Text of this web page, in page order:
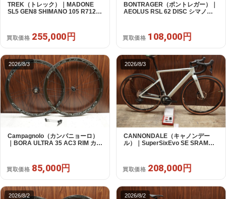
TREK（トレック）｜MADONE
SL5 GEN8 SHIMANO 105 R7120
買取価格 255,000円
BONTRAGER（ボントレガー）｜
AEOLUS RSL 62 DISC シマノフ
買取価格 108,000円
2026/8/3
Campagnolo（カンパニョーロ）
｜BORA ULTRA 35 AC3 RIM カン
買取価格 85,000円
2026/8/3
CANNONDALE（キャノンデー
ル）｜SuperSixEvo SE SRAM
年｜美品｜買取金額 208,000円
買取価格 208,000円
2026/8/2 2026/8/2